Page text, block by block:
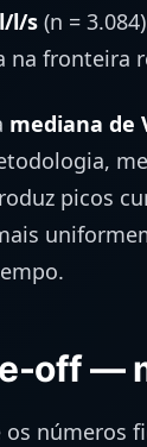
l/s (n =
na fronteira
mediana de
picos
off —
os números